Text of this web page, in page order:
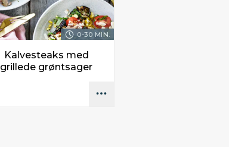
0-30 MIN.
Kalvesteaks med
grillede grøntsager